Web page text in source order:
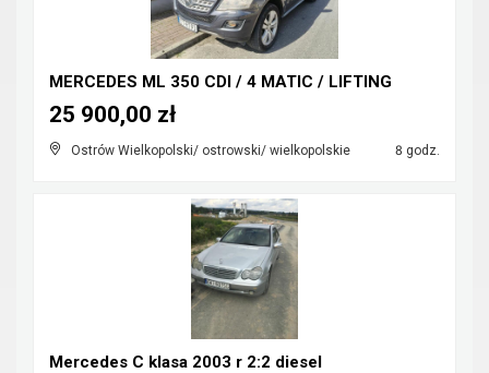
MERCEDES ML 350 CDI / 4 MATIC / LIFTING
Ostrów Wielkopolski/ ostrowski/ wielkopolskie 8 godz.
25 900,00 zł
Mercedes C klasa 2003 r 2:2 diesel